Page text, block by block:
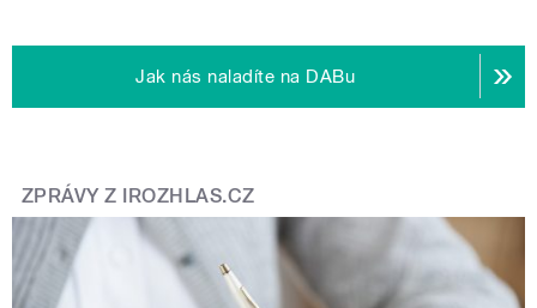
Jak nás naladíte na DABu
ZPRÁVY Z IROZHLAS.CZ